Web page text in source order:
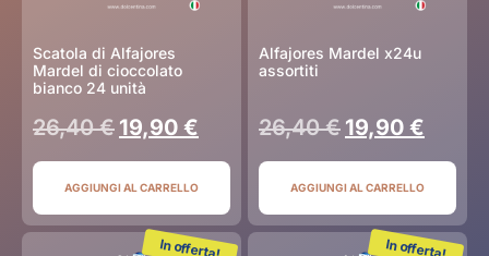
Scatola di Alfajores
Mardel di cioccolato
bianco 24 unità
26,40€ 19,90 €
AGGIUNGI AL CARRELLO
Alfajores Mardel x24u
assortiti
26,40€ 19,90 €
AGGIUNGI AL CARRELLO
In offerta! In offerta!